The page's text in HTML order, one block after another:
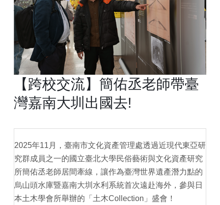
【跨校交流】簡佑丞老師帶臺
灣嘉南大圳出國去!
2025年11月，臺南市文化資產管理處透過近現代東亞研
究群成員之一的國立臺北大學民俗藝術與文化資產研究
所簡佑丞老師居間牽線，讓作為臺灣世界遺產潛力點的
烏山頭水庫暨嘉南大圳水利系統首次遠赴海外，參與日
本土木學會所舉辦的「土木Collection」盛會！